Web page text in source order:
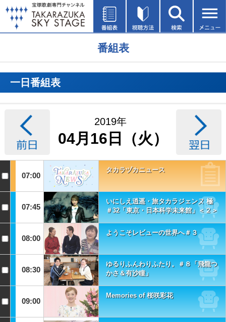
番組表
一日番組表
2019年
04月16日（火）
07:00
タカラヅカニュース
07:45
いにしえ逍遥・旅タカラジェンヌ 極
＃32「東京・日本科学未来館」＜２＞
08:00
ようこそレビューの世界へ＃３
08:30
ゆるりふんわりふたり。＃８「飛龍つ
かさ＆有沙瞳」
09:00
Memories of 桜咲彩花